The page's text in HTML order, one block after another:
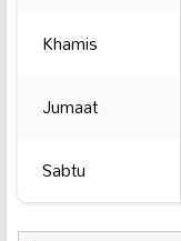
Khamis
Jumaat
Sabtu